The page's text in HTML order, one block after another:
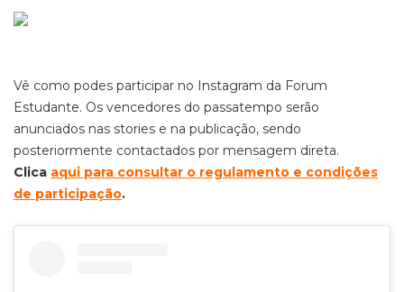
Vê como podes participar no Instagram da Forum
Estudante. Os vencedores do passatempo serão
anunciados nas stories e na publicação, sendo
posteriormente contactados por mensagem direta.
Clica aqui para consultar o regulamento e condições
de participação.